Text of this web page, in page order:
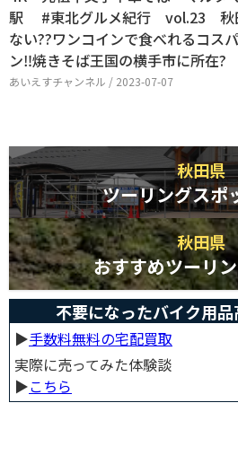
駅 #東北グルメ紀行 vol.23 秋
ない??ワンコインで食べれるコス
ン‼焼きそば王国の横手市に所在?
あいえすチャンネル / 2023-07-07
秋田県
ツーリングスポ
秋田県
おすすめツーリ
不要になったバイク用品
▶︎手数料無料の宅配買取
実際に売ってみた体験談
▶︎こちら